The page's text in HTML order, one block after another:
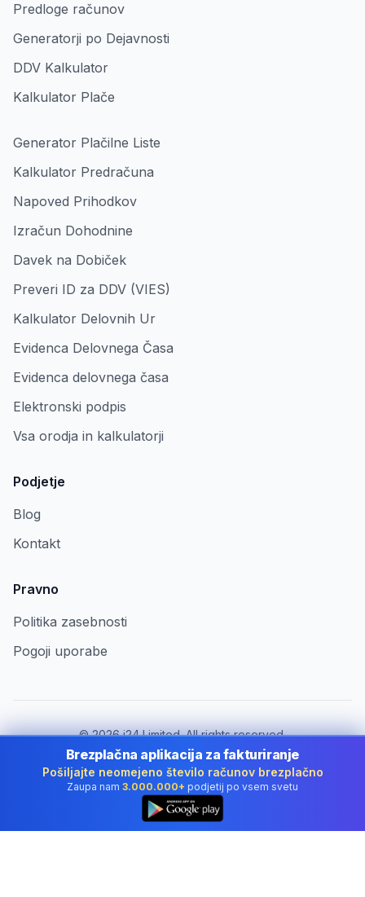
Predloge računov
Generatorji po Dejavnosti
DDV Kalkulator
Kalkulator Plače
Generator Plačilne Liste
Kalkulator Predračuna
Napoved Prihodkov
Izračun Dohodnine
Davek na Dobiček
Preveri ID za DDV (VIES)
Kalkulator Delovnih Ur
Evidenca Delovnega Časa
Evidenca delovnega časa
Elektronski podpis
Vsa orodja in kalkulatorji
Podjetje
Blog
Kontakt
Pravno
Politika zasebnosti
Pogoji uporabe
©2026i24 Limited. All rights reserved.
Za podjetja v Slovenia
Spremeni državo:
Slovenia
Brezplačna aplikacija za fakturiranje
Pošiljajte neomejeno število računov brezplačno
Zaupa nam 3.000.000+ podjetij po vsem svetu